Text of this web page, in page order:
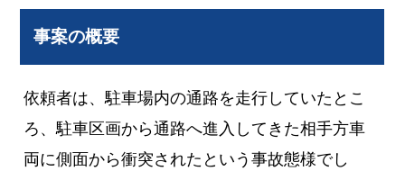
事案の概要
依頼者は、駐車場内の通路を走行していたとこ
ろ、駐車区画から通路へ進入してきた相手方車
両に側面から衝突されたという事故態様でし